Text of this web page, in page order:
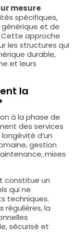
mesure
spécifiques,
générique et de
Cette approche
les structures qui
durable,
et leurs
la
à la phase de
des services
d’un
gestion
mises
constitue un
qui ne
techniques.
régulières, la
sécurisé et